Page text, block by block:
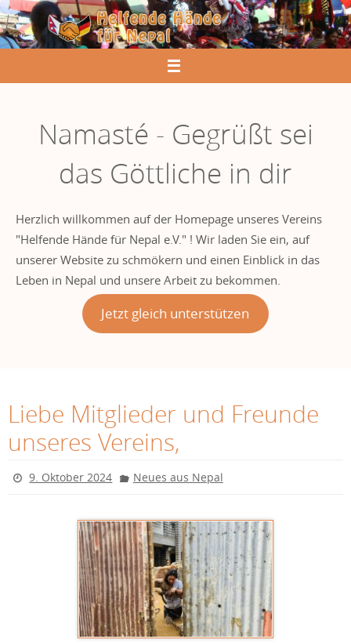
Zum
Inhalt
springen
Namasté - Gegrüßt sei
das Göttliche in dir
Herzlich willkommen auf der Homepage unseres Vereins
"Helfende Hände für Nepal e.V." ! Wir laden Sie ein, auf
unserer Website zu schmökern und einen Einblick in das
Leben in Nepal und unsere Arbeit zu bekommen.
Jetzt gleich unterstützen
Liebe Mitglieder und Freunde
unseres Vereins,
9. Oktober 2024 Neues aus Nepal